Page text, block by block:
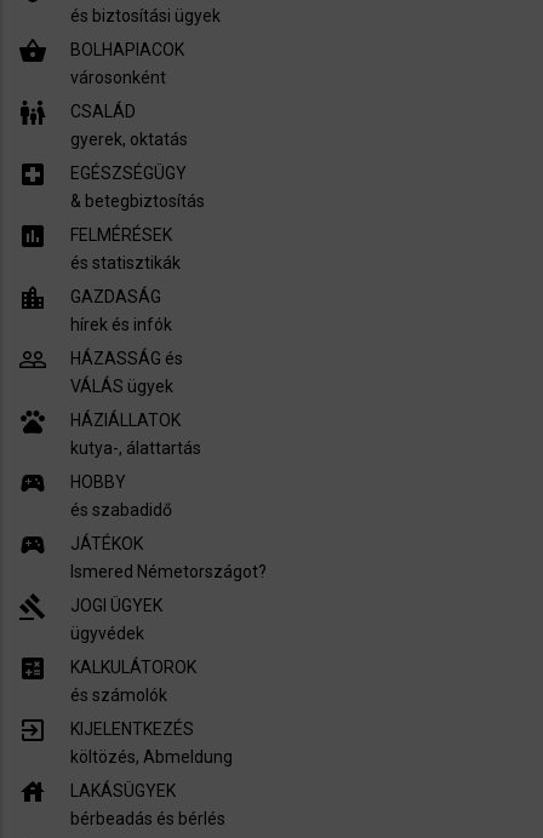
és biztosítási ügyek
shopping_basket
BOLHAPIACOK
városonként
family_restroom
CSALÁD
gyerek, oktatás
local_hospital
EGÉSZSÉGÜGY
​& betegbiztosítás
assessment
FELMÉRÉSEK
és statisztikák
location_city
GAZDASÁG
hírek és infók
people_outline
HÁZASSÁG és
VÁLÁS ügyek
pets
HÁZIÁLLATOK
kutya-, álattartás
sports_esports
HOBBY
és szabadidő
sports_esports
JÁTÉKOK
Ismered Németországot?
gavel
JOGI ÜGYEK
ügyvédek
calculate
KALKULÁTOROK
és számolók
exit_to_app
KIJELENTKEZÉS
költözés, Abmeldung
house
LAKÁSÜGYEK
bérbeadás és bérlés